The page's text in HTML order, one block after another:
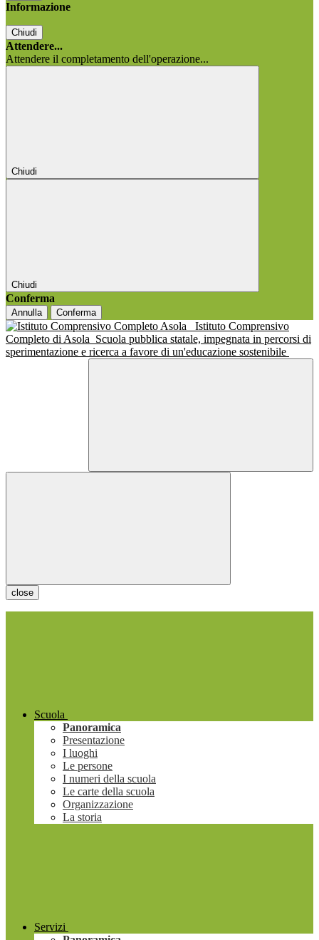
Informazione
Chiudi
Attendere...
Attendere il completamento dell'operazione...
Chiudi
Chiudi
Conferma
Annulla Conferma
Istituto Comprensivo
Completo di Asola Scuola pubblica statale, impegnata in percorsi di
sperimentazione e ricerca a favore di un'educazione sostenibile
close
Scuola
Panoramica
Presentazione
I luoghi
Le persone
I numeri della scuola
Le carte della scuola
Organizzazione
La storia
Servizi